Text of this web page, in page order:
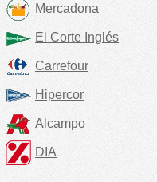
Mercadona
El Corte Inglés
Carrefour
Hipercor
Alcampo
DIA